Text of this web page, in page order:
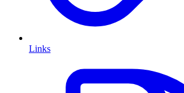
Links